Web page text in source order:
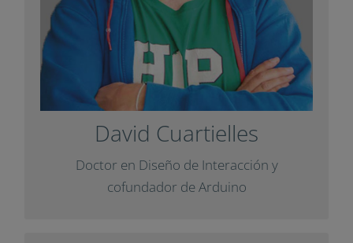
David Cuartielles
Doctor en Diseño de Interacción y
cofundador de Arduino
laboratorio
IOIO
de la Universidad de
Malmö.
Ha colaborado con
Impuls
con una
entrevista para la revista
Diàlegs
.